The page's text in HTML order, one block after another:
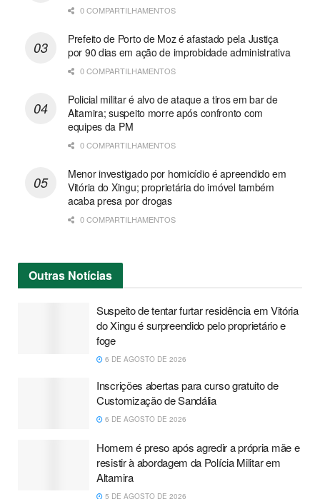
0 COMPARTILHAMENTOS
Prefeito de Porto de Moz é afastado pela Justiça
por 90 dias em ação de improbidade administrativa
0 COMPARTILHAMENTOS
Policial militar é alvo de ataque a tiros em bar de
Altamira; suspeito morre após confronto com
equipes da PM
0 COMPARTILHAMENTOS
Menor investigado por homicídio é apreendido em
Vitória do Xingu; proprietária do imóvel também
acaba presa por drogas
0 COMPARTILHAMENTOS
Outras Notícias
Suspeito de tentar furtar residência em Vitória
do Xingu é surpreendido pelo proprietário e
foge
6 DE AGOSTO DE 2026
Inscrições abertas para curso gratuito de
Customização de Sandália
6 DE AGOSTO DE 2026
Homem é preso após agredir a própria mãe e
resistir à abordagem da Polícia Militar em
Altamira
5 DE AGOSTO DE 2026